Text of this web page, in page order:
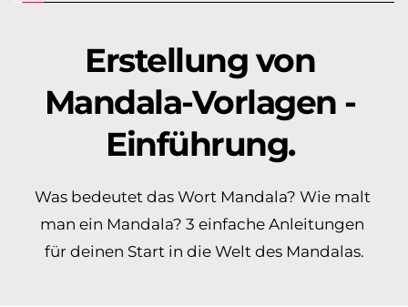
Erstellung von
Mandala-Vorlagen -
Einführung.
Was bedeutet das Wort Mandala? Wie malt
man ein Mandala? 3 einfache Anleitungen
für deinen Start in die Welt des Mandalas.